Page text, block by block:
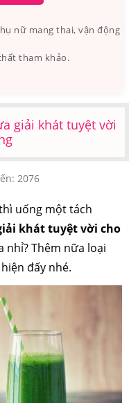
nữ mang thai, vận động
tham khảo.
giải khát tuyệt vời
2076
uống một tách
khát tuyệt vời cho
nhỉ? Thêm nữa loại
đấy nhé.